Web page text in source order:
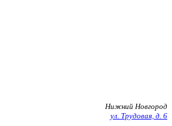
Нижний Новгород
ул. Трудовая, д. 6